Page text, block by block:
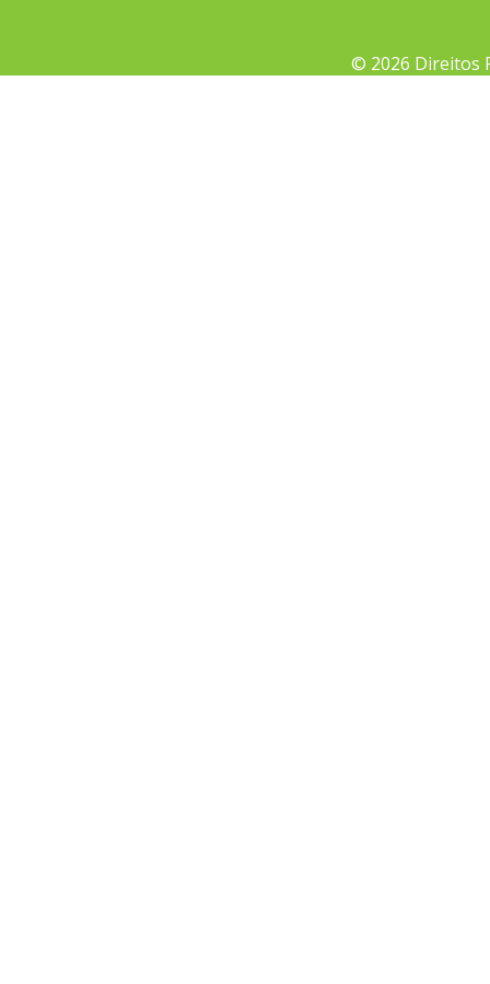
© 2026 Direitos